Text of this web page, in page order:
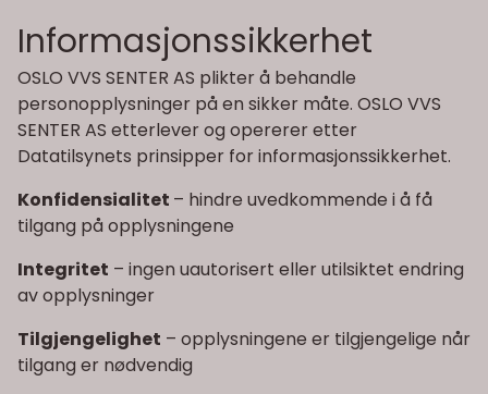
Informasjonssikkerhet
OSLO VVS SENTER AS plikter å behandle
personopplysninger på en sikker måte. OSLO VVS
SENTER AS etterlever og opererer etter
Datatilsynets prinsipper for informasjonssikkerhet.
Konfidensialitet – hindre uvedkommende i å få
tilgang på opplysningene
Integritet – ingen uautorisert eller utilsiktet endring
av opplysninger
Tilgjengelighet – opplysningene er tilgjengelige når
tilgang er nødvendig